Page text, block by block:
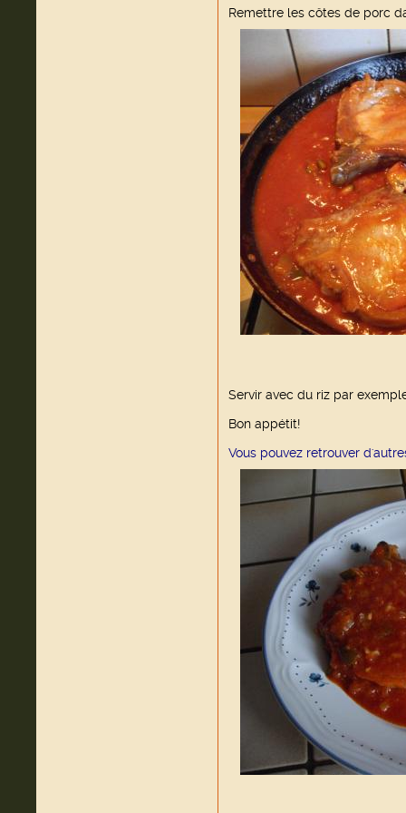
Remettre les côtes de porc
Servir avec du riz par
Bon appétit!
Vous pouvez retrouver